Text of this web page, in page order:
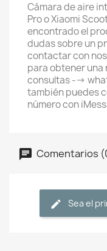
Cámara de aire
Pro o Xiaomi
encontrado el
dudas sobre un
contactar con
para obtener una
consultas -->
también puedes
número con
Comentarios
Sea el